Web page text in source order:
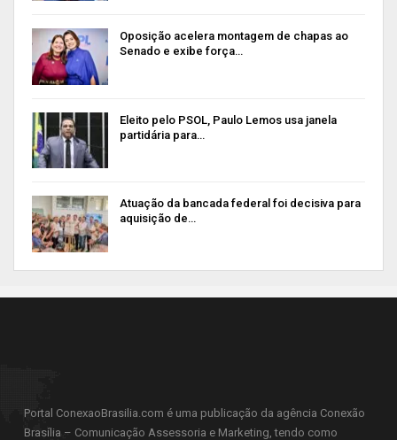
Oposição acelera montagem de chapas ao
Senado e exibe força…
Eleito pelo PSOL, Paulo Lemos usa janela
partidária para…
Atuação da bancada federal foi decisiva para
aquisição de…
Portal ConexaoBrasilia.com é uma publicação da agência Conexão
Brasília – Comunicação Assessoria e Marketing, tendo como